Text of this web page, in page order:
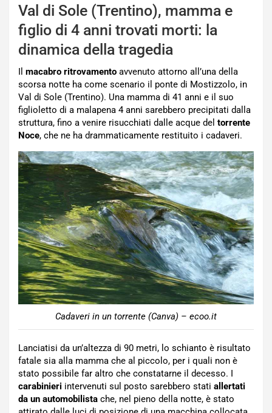
Val di Sole (Trentino), mamma e
figlio di 4 anni trovati morti: la
dinamica della tragedia
Il macabro ritrovamento avvenuto attorno all’una della
scorsa notte ha come scenario il ponte di Mostizzolo, in
Val di Sole (Trentino). Una mamma di 41 anni e il suo
figlioletto di a malapena 4 anni sarebbero precipitati dalla
struttura, fino a venire risucchiati dalle acque del torrente
Noce, che ne ha drammaticamente restituito i cadaveri.
Cadaveri in un torrente (Canva) – ecoo.it
Lanciatisi da un’altezza di 90 metri, lo schianto è risultato
fatale sia alla mamma che al piccolo, per i quali non è
stato possibile far altro che constatarne il decesso. I
carabinieri intervenuti sul posto sarebbero stati allertati
da un automobilista che, nel pieno della notte, è stato